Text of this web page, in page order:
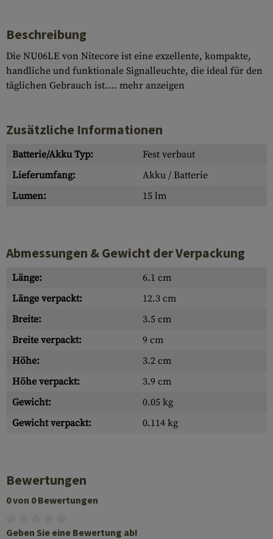
Beschreibung
Die NU06LE von Nitecore ist eine exzellente, kompakte,
handliche und funktionale Signalleuchte, die ideal für den
täglichen Gebrauch ist.... mehr anzeigen
Zusätzliche Informationen
Batterie/Akku Typ:
Fest verbaut
Lieferumfang:
Akku / Batterie
Lumen:
15 lm
Abmessungen & Gewicht der Verpackung
Länge:
6.1 cm
Länge verpackt:
12.3 cm
Breite:
3.5 cm
Breite verpackt:
9 cm
Höhe:
3.2 cm
Höhe verpackt:
3.9 cm
Gewicht:
0.05 kg
Gewicht verpackt:
0.114 kg
Bewertungen
0 von 0 Bewertungen
Geben Sie eine Bewertung ab!